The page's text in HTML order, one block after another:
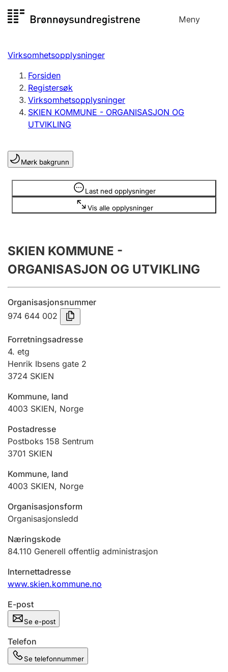
til
Meny
Registersøk
Aksjeselskap
Enkeltpersonforetak
Registrere, endre, slette
Lag og forening
Registrere, endre, slette
Flere organisasjonsformer
Årsregnskap
Innsending og forsinkelsesgebyr
Tinglysing
Jeger
Betaling og jegeravgiftskort
Offentlig sektor
Virksomhetsopplysninger
Forsiden
Registersøk
Virksomhetsopplysninger
SKIEN KOMMUNE - ORGANISASJON OG
UTVIKLING
Mørk bakgrunn
Last ned opplysninger
Vis alle opplysninger
Opplysninger er skjult
SKIEN KOMMUNE -
ORGANISASJON OG UTVIKLING
Organisasjonsnummer
974 644 002
Forretningsadresse
4. etg
Henrik Ibsens gate 2
3724 SKIEN
Kommune, land
4003 SKIEN, Norge
Postadresse
Postboks 158 Sentrum
3701 SKIEN
Kommune, land
4003 SKIEN, Norge
Organisasjonsform
Organisasjonsledd
Næringskode
84.110 Generell offentlig administrasjon
Internettadresse
www.skien.kommune.no
E-post
Se e-post
Telefon
Se telefonnummer